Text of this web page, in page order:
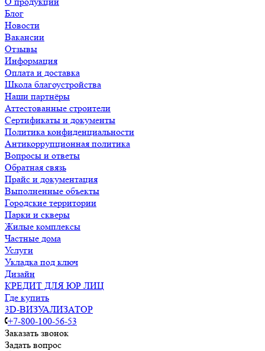
Блог
Новости
Вакансии
Отзывы
Информация
Оплата и доставка
Школа благоустройства
Наши партнёры
Аттестованные строители
Сертификаты и документы
Политика конфиденциальности
Антикоррупционная политика
Вопросы и ответы
Обратная связь
Прайс и документация
Выполненные объекты
Городские территории
Парки и скверы
Жилые комплексы
Частные дома
Услуги
Укладка под ключ
Дизайн
КРЕДИТ ДЛЯ ЮР ЛИЦ
Где купить
3D-ВИЗУАЛИЗАТОР
+7-800-100-56-53
Заказать звонок
Задать вопрос